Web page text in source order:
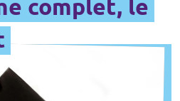
complet, le